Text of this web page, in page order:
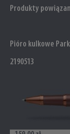
Produkty
Pióro kulkowe
2190513